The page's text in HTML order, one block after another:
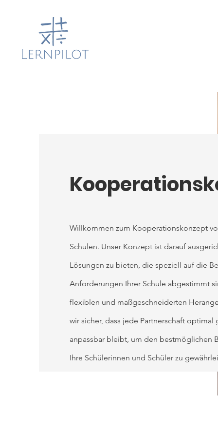
Willkommen zum Kooperationskonzept
Schulen. Unser Konzept ist darauf
Lösungen zu bieten, die speziell auf die
Anforderungen Ihrer Schule abgestimmt
flexiblen und maßgeschneiderten
wir sicher, dass jede Partnerschaft optimal
anpassbar bleibt, um den bestmöglichen
Ihre Schülerinnen und Schüler zu